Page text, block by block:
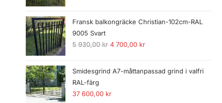
Fransk balkongräcke Christian-102cm-RAL
9005 Svart
5 930,00kr 4 700,00 kr
Smidesgrind A7-måttanpassad grind i valfri
RAL-färg
37 600,00 kr